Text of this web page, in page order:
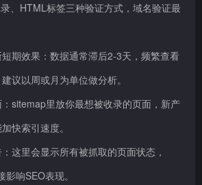
、HTML标签三种验证方式，域名验证最
期效果：数据通常滞后2-3天，频繁查看
议以周或月为单位做分析。
sitemap里放你最想被收录的页面，新产
快索引速度。
这里会显示所有被抓取的页面状态，
响SEO表现。